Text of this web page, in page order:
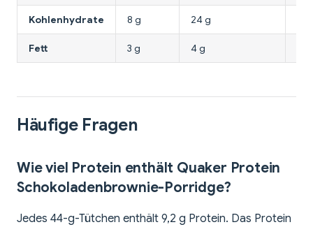
Kohlenhydrate 8 g 24 g
Fett 3 g 4 g
Häufige Fragen
Wie viel Protein enthält Quaker Protein
Schokoladenbrownie-Porridge?
Jedes 44-g-Tütchen enthält 9,2 g Protein. Das Protein